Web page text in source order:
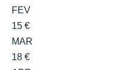
FEV
15 €
MAR
18 €